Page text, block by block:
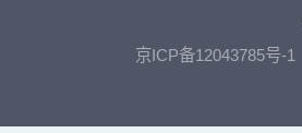
京ICP备12043785号-1